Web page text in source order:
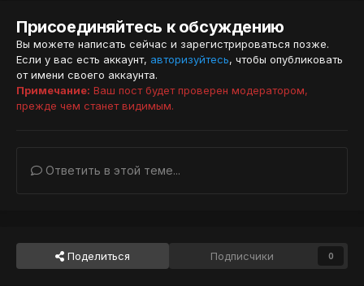
Присоединяйтесь к обсуждению
Вы можете написать сейчас и зарегистрироваться позже.
Если у вас есть аккаунт, авторизуйтесь, чтобы опубликовать
от имени своего аккаунта.
Примечание: Ваш пост будет проверен модератором,
прежде чем станет видимым.
Ответить в этой теме...
Поделиться Подписчики 0